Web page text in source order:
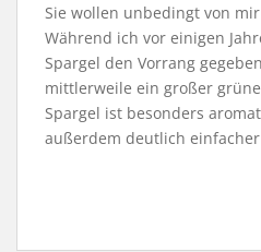
Sie wollen unbedingt von
Während ich vor einigen
Spargel den Vorrang
mittlerweile ein großer
Spargel ist besonders
außerdem deutlich